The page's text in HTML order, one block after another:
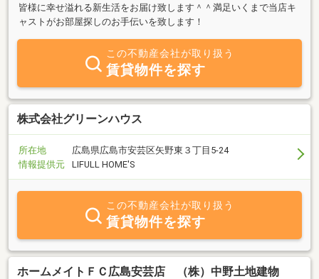
皆様に幸せ溢れる新生活をお届け致します＾＾満足いくまで当店キ
ャストがお部屋探しのお手伝いを致します！
この不動産会社が取り扱う
賃貸物件を探す
株式会社グリーンハウス
所在地
広島県広島市安芸区矢野東３丁目5-24
情報提供元
LIFULL HOME'S
この不動産会社が取り扱う
賃貸物件を探す
ホームメイトＦＣ広島安芸店 （株）中野土地建物